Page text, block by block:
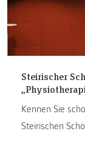
Steirischer
Kennen Sie
Steirischen